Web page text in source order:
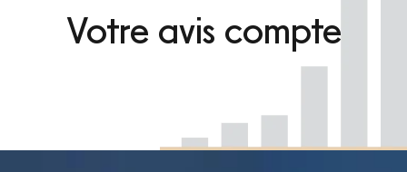
Votre avis compte